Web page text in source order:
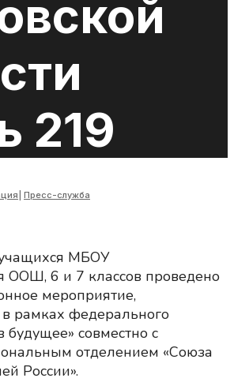
219
Пресс-служба
МБОУ
ООШ, 6 и 7 классов проведено
мероприятие,
рамках федерального
будущее» совместно с
отделением «Союза
России».